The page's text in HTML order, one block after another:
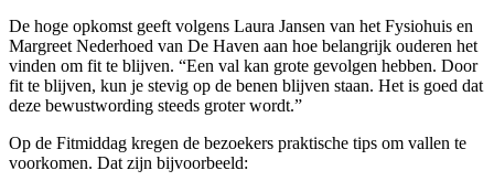
De hoge opkomst geeft volgens Laura Jansen van het Fysiohuis en
Margreet Nederhoed van De Haven aan hoe belangrijk ouderen het
vinden om fit te blijven. “Een val kan grote gevolgen hebben. Door
fit te blijven, kun je stevig op de benen blijven staan. Het is goed dat
deze bewustwording steeds groter wordt.”
Op de Fitmiddag kregen de bezoekers praktische tips om vallen te
voorkomen. Dat zijn bijvoorbeeld: